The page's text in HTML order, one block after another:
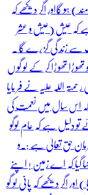
ہو گااور اگر دیکھے کہ
کہ عیش (عیش و عشر
زند گی گز رے گا ۔
ڑا تھو ڑا کر کے لو گو ں
اللہ علیہ نے فر مایا
کہ اس سال میں نعمت کی
تو دلیل ہے کہ عام لوگو
حق تعالیٰ ہے :۔و
گیا کہ اے زمین ! اپنے
اگر دیکھے کہ پانی لو گو